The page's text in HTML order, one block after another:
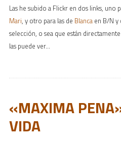
Las he subido a Flickr en dos links,
Mari, y otro para las de Blancaen B/N y
selección, o sea que están
las puede ver…
«MAXIMA
VIDA